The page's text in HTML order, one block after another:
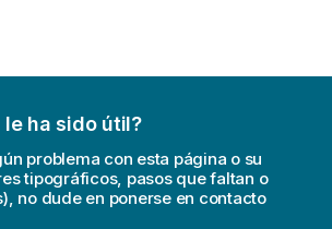
le ha sido útil?
problema con esta página o su
tipográficos, pasos que faltan o
no dude en ponerse en contacto